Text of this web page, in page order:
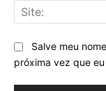
Salve meu
próxima vez que